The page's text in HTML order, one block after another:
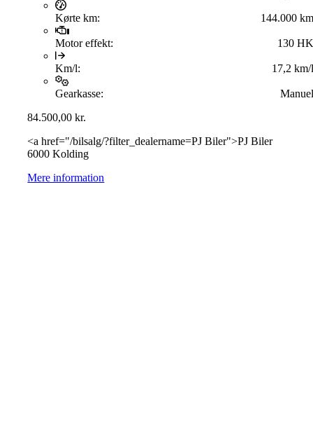
Kørte km: 144.000 km
Motor effekt: 130 HK
Km/l: 17,2 km/l
Gearkasse:
Manuel
84.500,00kr.
<a href="/bilsalg/?filter_dealername=PJ Biler">PJ Biler
6000 Kolding
Mere information